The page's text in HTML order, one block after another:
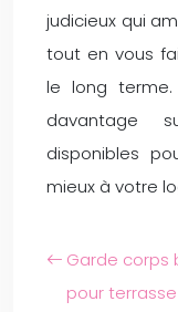
judicieux qui
tout en vous
le long terme.
davantage
disponibles
mieux à votre
Garde corps
pour terrasse